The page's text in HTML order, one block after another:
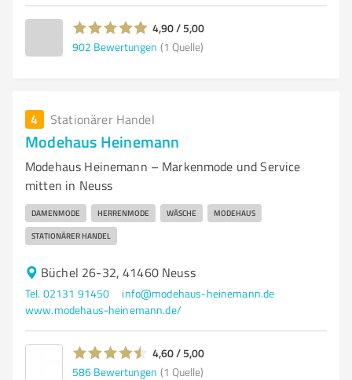
4,90 / 5,00
902 Bewertungen (1 Quelle)
4 Stationärer Handel
Modehaus Heinemann
Modehaus Heinemann – Markenmode und Service
mitten in Neuss
DAMENMODE HERRENMODE WÄSCHE MODEHAUS
STATIONÄRER HANDEL
Büchel 26-32, 41460 Neuss
Tel. 02131 91450
info@modehaus-heinemann.de
www.modehaus-heinemann.de/
4,60 / 5,00
586 Bewertungen (1 Quelle)